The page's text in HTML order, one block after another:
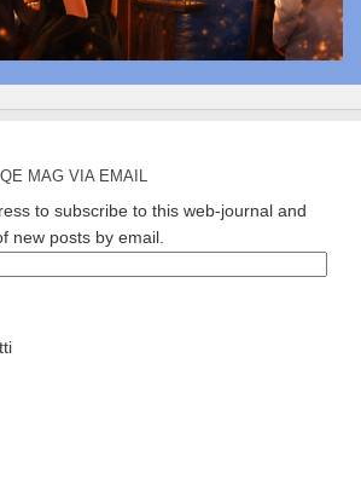
MAG VIA EMAIL
to subscribe to this web-journal and
new posts by email.